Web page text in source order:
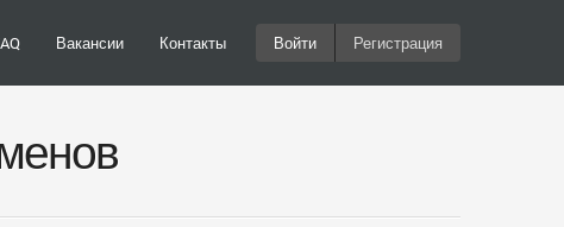
Вакансии Контакты Войти Регистрация